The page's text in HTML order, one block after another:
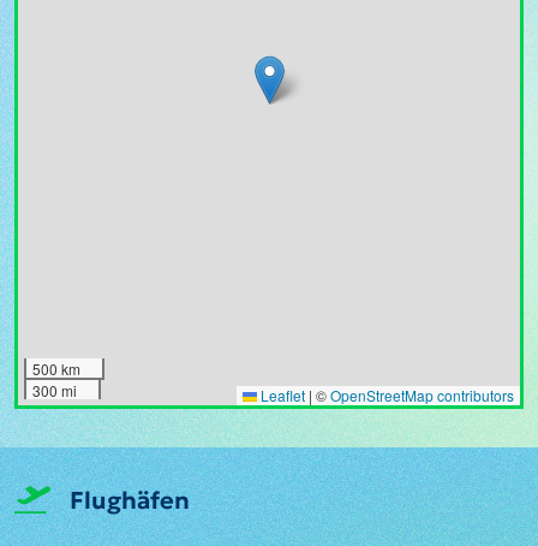
500 km
300 mi
Leaflet | ©OpenStreetMap contributors
Flughäfen